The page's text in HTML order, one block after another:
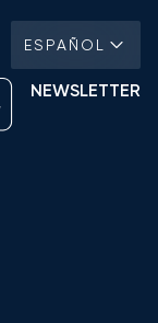
ESPAÑOL
NEWSLETTER